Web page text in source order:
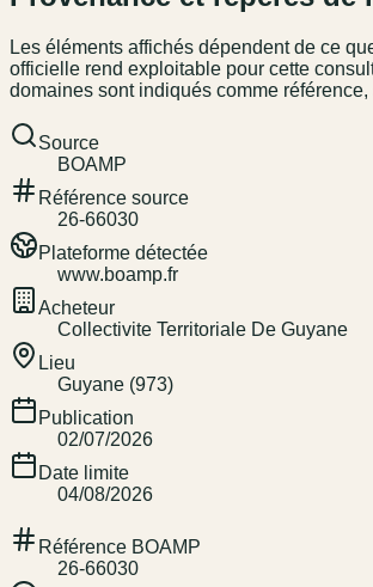
Les éléments affichés dépendent de ce
officielle rend exploitable pour cette
domaines sont indiqués comme
Source
BOAMP
Référence source
26-66030
Plateforme détectée
www.boamp.fr
Acheteur
Collectivite Territoriale De Guyane
Lieu
Guyane (973)
Publication
02/07/2026
Date limite
04/08/2026
Référence BOAMP
26-66030